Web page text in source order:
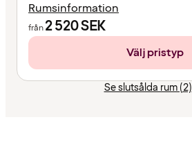
Rumsinformation
från2 520SEK
Välj pristyp
Se slutsålda rum (2)